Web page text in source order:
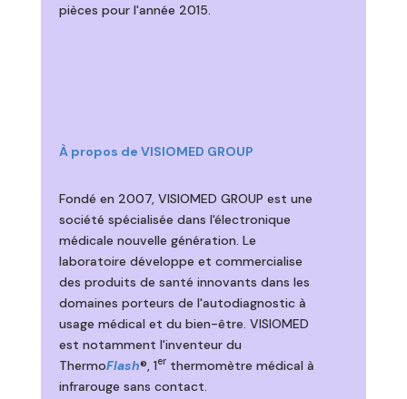
pièces pour l'année 2015.
À propos de VISIOMED GROUP
Fondé en 2007, VISIOMED GROUP est une
société spécialisée dans l'électronique
médicale nouvelle génération. Le
laboratoire développe et commercialise
des produits de santé innovants dans les
domaines porteurs de l'autodiagnostic à
usage médical et du bien-être. VISIOMED
est notamment l'inventeur du
ThermoFlash®, 1erthermomètre médical à
infrarouge sans contact.